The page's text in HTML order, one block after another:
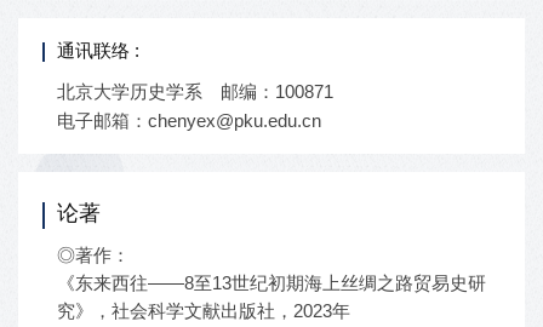
通讯联络 :
北京大学历史学系 邮编：100871
电子邮箱：chenyex@pku.edu.cn
论著
◎著作：
《东来西往——8至13世纪初期海上丝绸之路贸易史研
究》，社会科学文献出版社，2023年